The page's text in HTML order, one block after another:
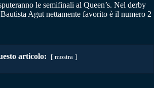
le semifinali al Queen’s. Nel derby
Agut nettamente favorito è il numero 2
articolo: mostra